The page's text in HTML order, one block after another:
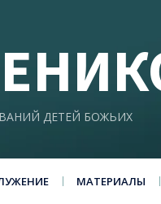
ДЕТЕЙ БОЖЬИХ
МАТЕРИАЛЫ